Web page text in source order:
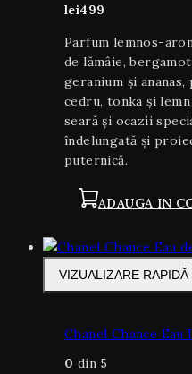
lei499
Parfum lemnos-
de lămâie,
geranium și ananas,
cedru, tonka și
seară și ocazii
îndelungată și
puternică.
ADAUGA IN
VIZUALIZARE RAPIDĂ
Chanel Chance Eau
0 din 5